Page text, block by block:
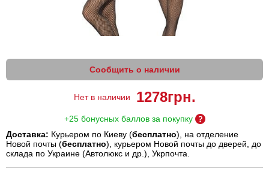
Сообщить о наличии
Нет в наличии 1278грн.
+25 бонусных баллов за покупку
Доставка: Курьером по Киеву (бесплатно), на отделение
Новой почты (бесплатно), курьером Новой почты до дверей, до
склада по Украине (Автолюкс и др.), Укрпочта.